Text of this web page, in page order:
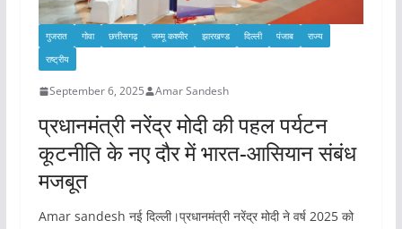
गुजरात गोवा छत्तीसगढ़ जम्मू कश्मीर झारखण्ड दिल्ली पंजाब
राज्य
राष्ट्रीय
September 6, 2025 Amar Sandesh
प्रधानमंत्री नरेंद्र मोदी की पहल पर्यटन
कूटनीति के नए दौर में भारत-आसियान संबंध
मजबूत
Amar sandesh नई दिल्ली।प्रधानमंत्री नरेंद्र मोदी ने वर्ष 2025 को